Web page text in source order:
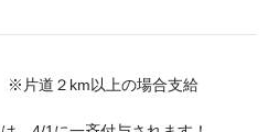
※片道２km以上の場合支給